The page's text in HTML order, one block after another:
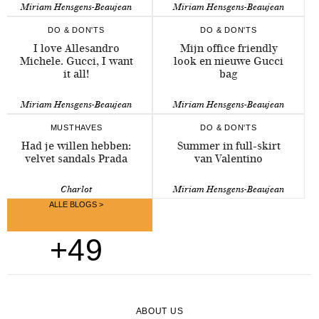
Miriam Hensgens-Beaujean Miriam Hensgens-Beaujean
DO & DON'TS
I love Allesandro
Michele. Gucci, I want
it all!
Miriam Hensgens-Beaujean
DO & DON'TS
Mijn office friendly
look en nieuwe Gucci
bag
Miriam Hensgens-Beaujean
MUSTHAVES
Had je willen hebben:
velvet sandals Prada
Charlot
DO & DON'TS
Summer in full-skirt
van Valentino
Miriam Hensgens-Beaujean
+49
ALLE BLOGS >
ABOUT US